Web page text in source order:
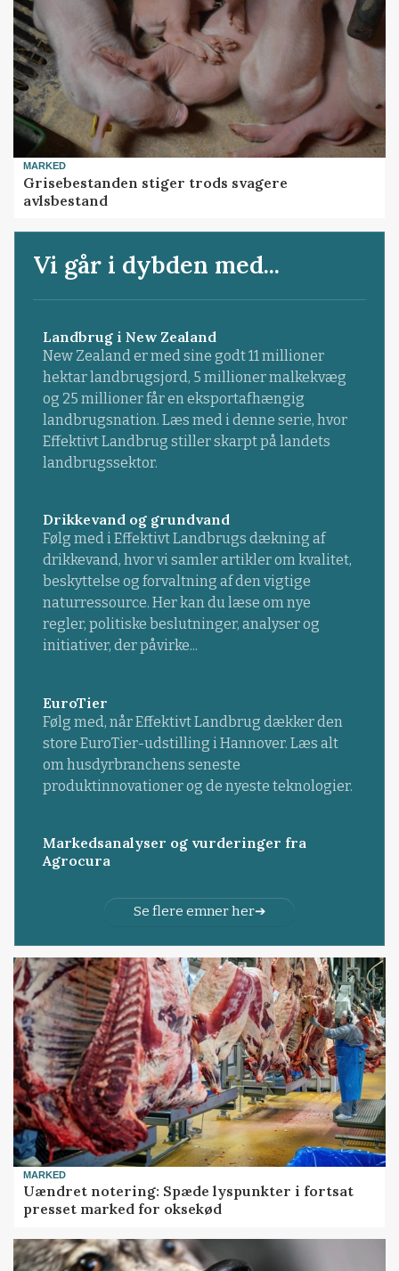
MARKED
Grisebestanden stiger trods svagere
avlsbestand
Vi går i dybden med...
Landbrug i New Zealand
New Zealand er med sine godt 11 millioner
hektar landbrugsjord, 5 millioner malkekvæg
og 25 millioner får en eksportafhængig
landbrugsnation. Læs med i denne serie, hvor
Effektivt Landbrug stiller skarpt på landets
landbrugssektor.
Drikkevand og grundvand
Følg med i Effektivt Landbrugs dækning af
drikkevand, hvor vi samler artikler om kvalitet,
beskyttelse og forvaltning af den vigtige
naturressource. Her kan du læse om nye
regler, politiske beslutninger, analyser og
initiativer, der påvirke...
EuroTier
Følg med, når Effektivt Landbrug dækker den
store EuroTier-udstilling i Hannover. Læs alt
om husdyrbranchens seneste
produktinnovationer og de nyeste teknologier.
Markedsanalyser og vurderinger fra
Agrocura
Se flere emner her
MARKED
Uændret notering: Spæde lyspunkter i fortsat
presset marked for oksekød